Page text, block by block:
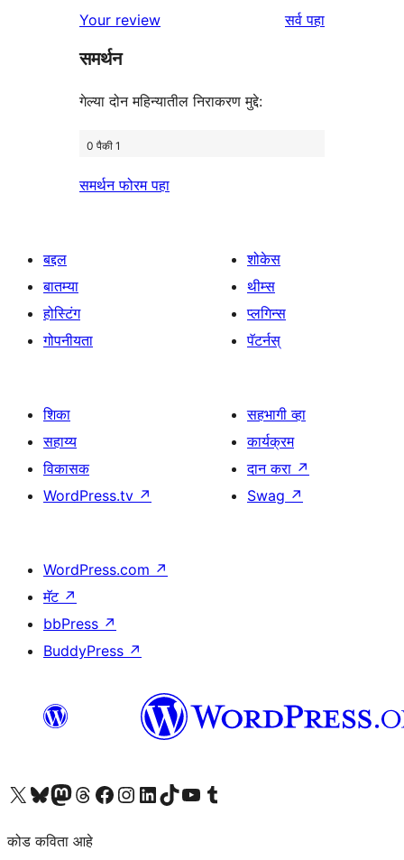
परीक्षणे
तारांकित
परीक्षणे
Your review सर्वपुनरावलोकने
पहा
समर्थन
गेल्या दोन महिन्यातील निराकरण मुद्दे:
0 पैकी 1
समर्थन फोरम पहा
बद्दल
बातम्या
होस्टिंग
गोपनीयता
शोकेस
थीम्स
प्लगिन्स
पॅटर्नस्
शिका
सहाय्य
विकासक
WordPress.tv ↗
सहभागी व्हा
कार्यक्रम
दान करा ↗
Swag ↗
WordPress.com ↗
मॅट ↗
bbPress ↗
BuddyPress ↗
आमच्या X (एक्स) (पूर्वीचे ट्विटर) खात्याला भेट द्या आमच्या ब्लूस्की खात्याला भेट द्या.आमच्या Mastodon खात्याला भेट द्या.आमच्या थ्रेड्स खात्याला भेट द्या. आमच्या फेसबुक पेजला भेट द्या आमच्या इंस्टाग्राम खात्याला भेट द्या आमच्या लिंक्डइन खात्याला भेट द्या आमच्या टिकटॉक अकाउंटला भेट द्या.आमच्या यूट्यूब चॅनेलला भेट द्या आमच्या टंबलर खात्याला भेट द्या.
कोड कविता आहे